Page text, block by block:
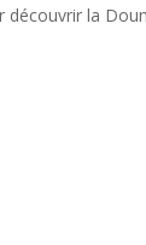
découvrir la